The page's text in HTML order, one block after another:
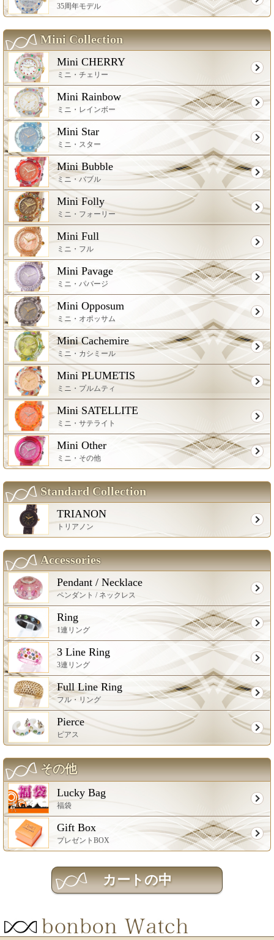
35周年モデル
Mini Collection
Mini CHERRY
ミニ・チェリー
Mini Rainbow
ミニ・レインボー
Mini Star
ミニ・スター
Mini Bubble
ミニ・バブル
Mini Folly
ミニ・フォーリー
Mini Full
ミニ・フル
Mini Pavage
ミニ・パバージ
Mini Opposum
ミニ・オポッサム
Mini Cachemire
ミニ・カシミール
Mini PLUMETIS
ミニ・プルムティ
Mini SATELLITE
ミニ・サテライト
Mini Other
ミニ・その他
Standard Collection
TRIANON
トリアノン
Accessories
Pendant / Necklace
ペンダント / ネックレス
Ring
1連リング
3 Line Ring
3連リング
Full Line Ring
フル・リング
Pierce
ピアス
その他
Lucky Bag
福袋
Gift Box
プレゼントBOX